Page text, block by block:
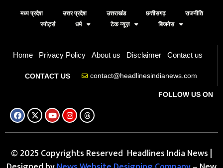
मध्य प्रदेश उत्तर प्रदेश उत्तराखंड छत्तीसगढ़
राजनीति
स्पोर्ट्स
धर्म टेक न्यूज़ बिजनेस
Home Privacy Policy About us Disclaimer Contact us
CONTACT US contact@headlinesindianews.com
FOLLOW US ON
© 2025 Copyrights Reserved Headlines India News |